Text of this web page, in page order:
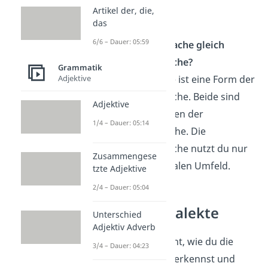
Abkürzungen.
Ist Jugendsprache gleich
Umgangssprache?
Jugendsprache ist eine Form der
Umgangssprache. Beide sind
Sprachvarietäten der
Standardsprache. Die
Umgangssprache nutzt du nur
in deinem sozialen Umfeld.
Deutsche Dialekte
Jetzt hast du gelernt, wie du die
erkennst und
Artikel der, die,
das
6/6 – Dauer: 05:59
Grammatik
Adjektive
Adjektive
1/4 – Dauer: 05:14
Zusammengese
tzte Adjektive
2/4 – Dauer: 05:04
Unterschied
Adjektiv Adverb
3/4 – Dauer: 04:23